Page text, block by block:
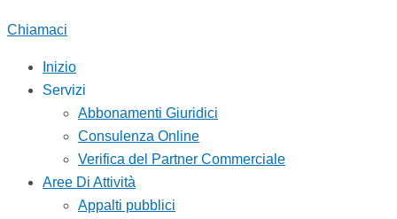
Chiamaci
Inizio
Servizi
Abbonamenti Giuridici
Consulenza Online
Verifica del Partner Commerciale
Aree Di Attività
Appalti pubblici